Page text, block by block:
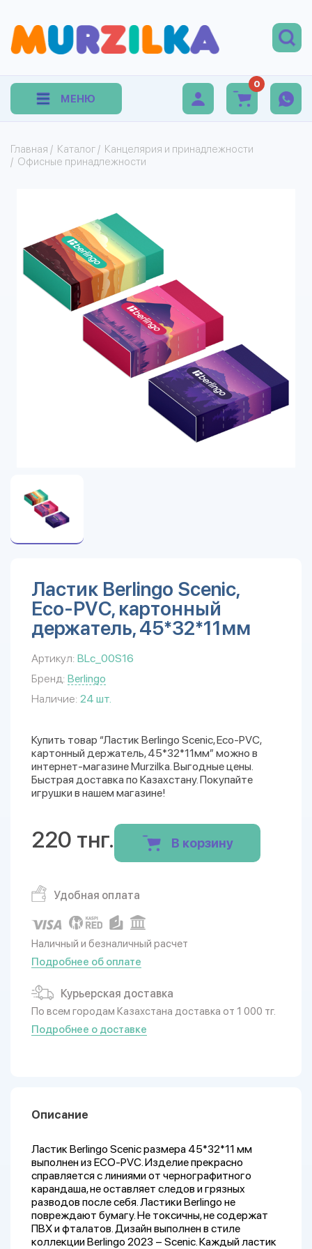
МЕНЮ
0
Главная / Каталог / Канцелярия и принадлежности
/ Офисные принадлежности
Ластик Berlingo Scenic,
Eco-PVC, картонный
держатель, 45*32*11мм
Артикул: BLc_00S16
Бренд: Berlingo
Наличие: 24 шт.
Купить товар “Ластик Berlingo Scenic, Eco-PVC,
картонный держатель, 45*32*11мм” можно в
интернет-магазине Murzilka. Выгодные цены.
Быстрая доставка по Казахстану. Покупайте
игрушки в нашем магазине!
220 тнг. В корзину
Удобная оплата
Наличный и безналичный расчет
Подробнее об оплате
Курьерская доставка
По всем городам Казахстана доставка от 1 000 тг.
Подробнее о доставке
Описание
Ластик Berlingo Scenic размера 45*32*11 мм
выполнен из ECO-PVC. Изделие прекрасно
справляется с линиями от чернографитного
карандаша, не оставляет следов и грязных
разводов после себя. Ластики Berlingo не
повреждают бумагу. Не токсичны, не содержат
ПВХ и фталатов. Дизайн выполнен в стиле
коллекции Berlingo 2023 – Scenic. Каждый ластик